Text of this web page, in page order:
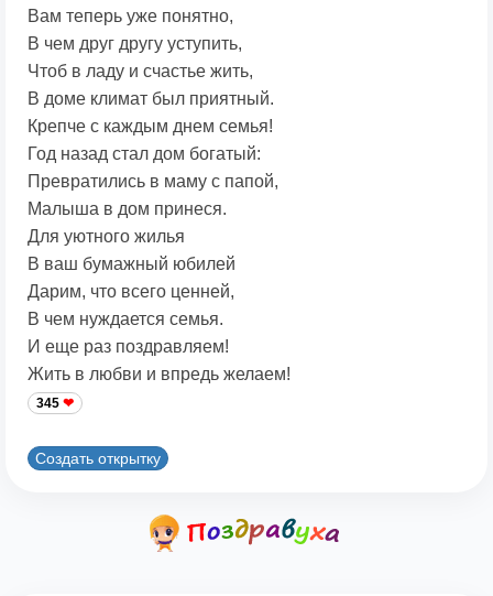
Вам теперь уже понятно,
В чем друг другу уступить,
Чтоб в ладу и счастье жить,
В доме климат был приятный.
Крепче с каждым днем семья!
Год назад стал дом богатый:
Превратились в маму с папой,
Малыша в дом принеся.
Для уютного жилья
В ваш бумажный юбилей
Дарим, что всего ценней,
В чем нуждается семья.
И еще раз поздравляем!
Жить в любви и впредь желаем!
345
Создать открытку